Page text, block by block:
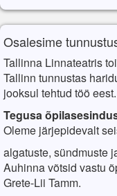
Osalesime
Tallinna Linnateatris
Tallinn tunnustas
jooksul tehtud töö eest.
Tegusa
Oleme järjepidevalt
algatuste, sündmuste
Auhinna võtsid vastu
Grete-Lii Tamm.